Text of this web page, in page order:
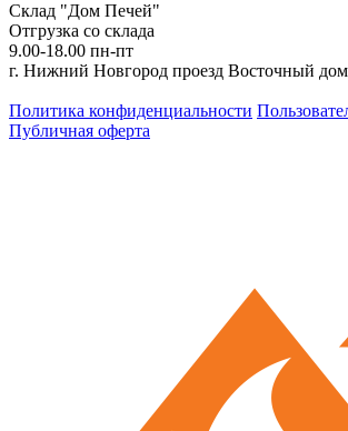
Склад "Дом Печей"
Отгрузка со склада
9.00-18.00 пн-пт
г. Нижний Новгород проезд Восточный дом
Политика конфиденциальности
Публичная оферта